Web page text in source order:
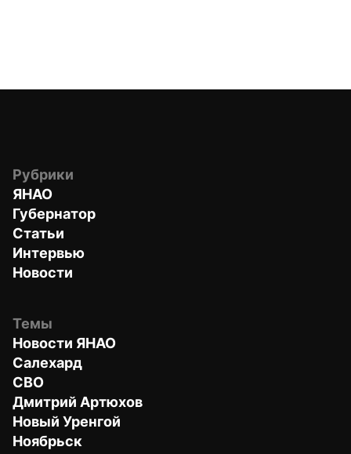
Рубрики
ЯНАО
Губернатор
Статьи
Интервью
Новости
Темы
Новости ЯНАО
Салехард
СВО
Дмитрий Артюхов
Новый Уренгой
Ноябрьск